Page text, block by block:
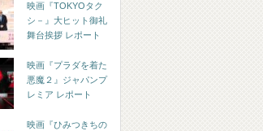
映画『TOKYOタク
シ－』大ヒット御礼
舞台挨拶 レポート
映画『プラダを着た
悪魔２』ジャパンプ
レミア レポート
映画『ひみつきちの